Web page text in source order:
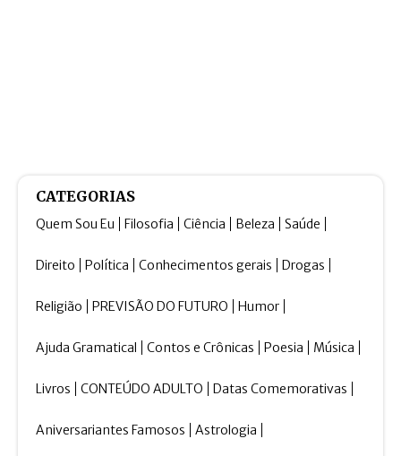
CATEGORIAS
Quem Sou Eu Filosofia Ciência Beleza Saúde
Direito Política Conhecimentos gerais Drogas
Religião PREVISÃO DO FUTURO Humor
Ajuda Gramatical Contos e Crônicas Poesia Música
Livros CONTEÚDO ADULTO Datas Comemorativas
Aniversariantes Famosos Astrologia